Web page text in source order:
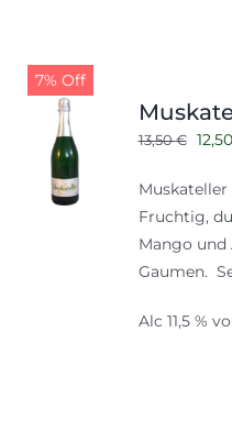
7% Off
13,50€
war:
12,50
Muskateller
Fruchtig,
Mango und
Gaumen.
Alc 11,5 %